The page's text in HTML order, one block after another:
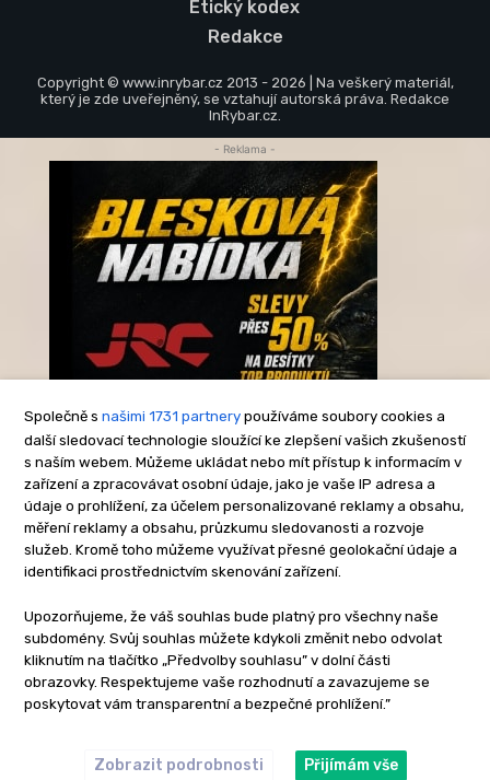
Etický kodex
Redakce
Copyright © www.inrybar.cz 2013 - 2026 | Na veškerý materiál,
který je zde uveřejněný, se vztahují autorská práva. Redakce
InRybar.cz.
Společně s našimi 1731 partnery používáme soubory cookies a
další sledovací technologie sloužící ke zlepšení vašich zkušeností
s naším webem. Můžeme ukládat nebo mít přístup k informacím v
zařízení a zpracovávat osobní údaje, jako je vaše IP adresa a
údaje o prohlížení, za účelem personalizované reklamy a obsahu,
měření reklamy a obsahu, průzkumu sledovanosti a rozvoje
služeb. Kromě toho můžeme využívat přesné geolokační údaje a
identifikaci prostřednictvím skenování zařízení.
Upozorňujeme, že váš souhlas bude platný pro všechny naše
subdomény. Svůj souhlas můžete kdykoli změnit nebo odvolat
kliknutím na tlačítko „Předvolby souhlasu” v dolní části
obrazovky. Respektujeme vaše rozhodnutí a zavazujeme se
poskytovat vám transparentní a bezpečné prohlížení.”
Zobrazit podrobnosti Přijímám vše
- Reklama -
-Reklama-